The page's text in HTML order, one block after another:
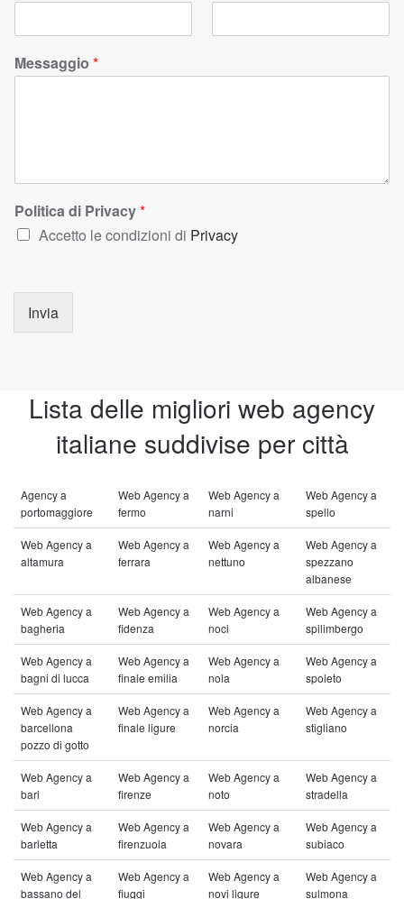
Messaggio *
Politica di Privacy*
Accetto le condizioni di Privacy
Invia
Lista delle migliori web agency
italiane suddivise per città
Agency a
portomaggiore
Web Agency a
fermo
Web Agency a
narni
Web Agency a
spello
Web Agency a
altamura
Web Agency a
ferrara
Web Agency a
nettuno
Web Agency a
spezzano
albanese
Web Agency a
bagheria
Web Agency a
fidenza
Web Agency a
noci
Web Agency a
spilimbergo
Web Agency a
bagni di lucca
Web Agency a
finale emilia
Web Agency a
nola
Web Agency a
spoleto
Web Agency a
barcellona
pozzo di gotto
Web Agency a
finale ligure
Web Agency a
norcia
Web Agency a
stigliano
Web Agency a
bari
Web Agency a
firenze
Web Agency a
noto
Web Agency a
stradella
Web Agency a
barletta
Web Agency a
firenzuola
Web Agency a
novara
Web Agency a
subiaco
Web Agency a
bassano del
Web Agency a
fiuggi
Web Agency a
novi ligure
Web Agency a
sulmona